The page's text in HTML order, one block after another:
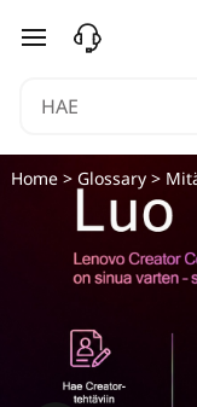
siirry pääsisältöön
Home> Glossary>